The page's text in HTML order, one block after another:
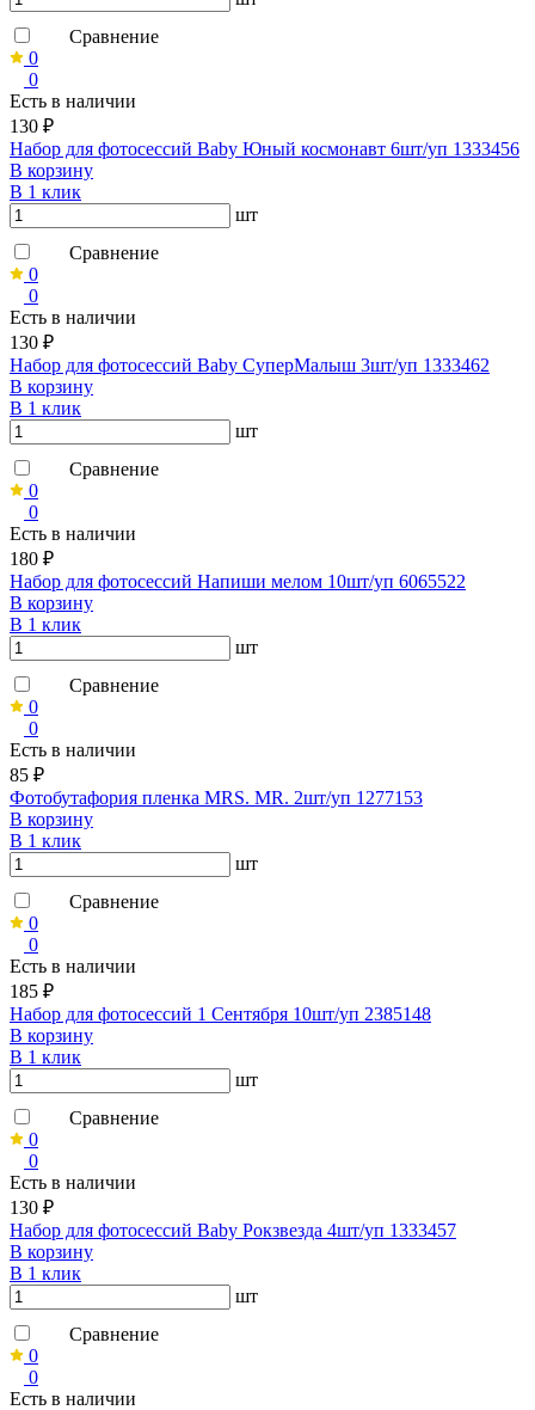
Сравнение
0
0
Есть в наличии
130 ₽
Набор для фотосессий Baby Юный космонавт 6шт/уп 1333456
В корзину
В 1 клик
шт
Сравнение
0
0
Есть в наличии
130 ₽
Набор для фотосессий Baby СуперМалыш 3шт/уп 1333462
В корзину
В 1 клик
шт
Сравнение
0
0
Есть в наличии
180 ₽
Набор для фотосессий Напиши мелом 10шт/уп 6065522
В корзину
В 1 клик
шт
Сравнение
0
0
Есть в наличии
85 ₽
Фотобутафория пленка MRS. MR. 2шт/уп 1277153
В корзину
В 1 клик
шт
Сравнение
0
0
Есть в наличии
185 ₽
Набор для фотосессий 1 Сентября 10шт/уп 2385148
В корзину
В 1 клик
шт
Сравнение
0
0
Есть в наличии
130 ₽
Набор для фотосессий Baby Рокзвезда 4шт/уп 1333457
В корзину
В 1 клик
шт
Сравнение
0
0
Есть в наличии